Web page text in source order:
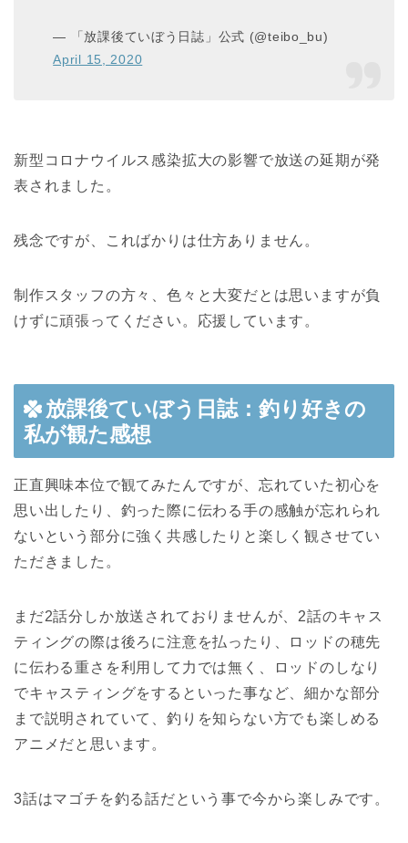
— 「放課後ていぼう日誌」公式 (@teibo_bu)
April 15, 2020
新型コロナウイルス感染拡大の影響で放送の延期が発
表されました。
残念ですが、こればかりは仕方ありません。
制作スタッフの方々、色々と大変だとは思いますが負
けずに頑張ってください。応援しています。
放課後ていぼう日誌：釣り好きの
私が観た感想
正直興味本位で観てみたんですが、忘れていた初心を
思い出したり、釣った際に伝わる手の感触が忘れられ
ないという部分に強く共感したりと楽しく観させてい
ただきました。
まだ2話分しか放送されておりませんが、2話のキャス
ティングの際は後ろに注意を払ったり、ロッドの穂先
に伝わる重さを利用して力では無く、ロッドのしなり
でキャスティングをするといった事など、細かな部分
まで説明されていて、釣りを知らない方でも楽しめる
アニメだと思います。
3話はマゴチを釣る話だという事で今から楽しみです。